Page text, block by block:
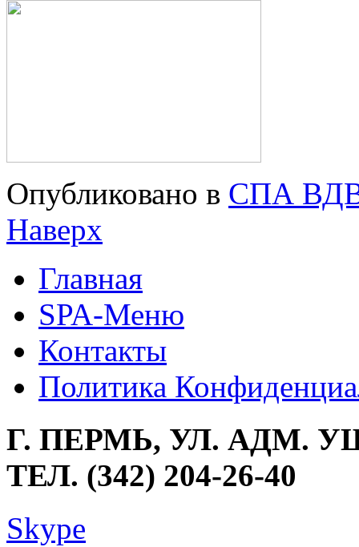
Опубликовано в СПА
Наверх
Главная
SPA-Меню
Контакты
Политика
Г. ПЕРМЬ, УЛ. АДМ.
ТЕЛ. (342) 204-26-40
Skype